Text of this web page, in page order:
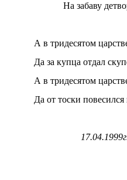
На забаву
А в тридесятом
Да за купца отдал
А в тридесятом
Да от тоски повесился